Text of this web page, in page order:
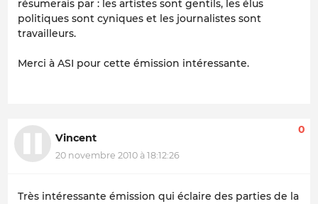
résumerais par : les artistes sont gentils, les élus
politiques sont cyniques et les journalistes sont
travailleurs.
Merci à ASI pour cette émission intéressante.
Vincent
20 novembre 2010 à 18:12:26
0
Très intéressante émission qui éclaire des parties de la